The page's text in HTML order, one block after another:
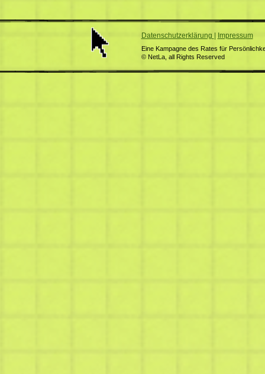
Datenschutzerklärung Impressum
Eine Kampagne des Rates für
© NetLa, all Rights Reserved